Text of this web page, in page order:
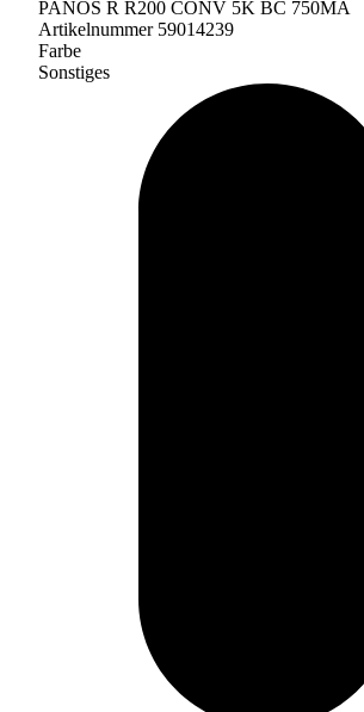
PANOS R R200 CONV 5K BC 750MA
Artikelnummer 59014239
Farbe
Sonstiges